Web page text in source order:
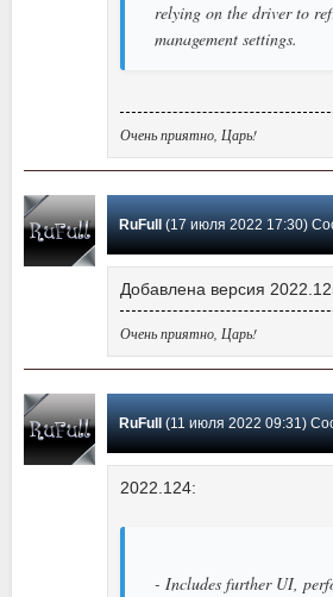
relying on the driver to
management settings.
Очень приятно, Царь!
RuFull (17 июля 2022 17:30)
Добавлена версия
Очень приятно, Царь!
RuFull (11 июля 2022 09:31)
2022.124:
- Includes further UI,